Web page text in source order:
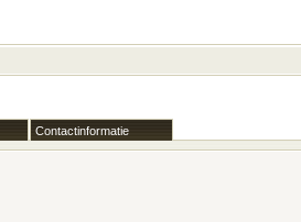
Contactinformatie